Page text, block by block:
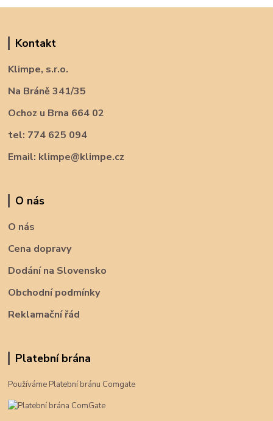
Kontakt
Klimpe, s.r.o.
Na Bráně 341/35
Ochoz u Brna 664 02
tel: 774 625 094
Email: klimpe@klimpe.cz
O nás
O nás
Cena dopravy
Dodání na Slovensko
Obchodní podmínky
Reklamační řád
Platební brána
Používáme Platební bránu Comgate